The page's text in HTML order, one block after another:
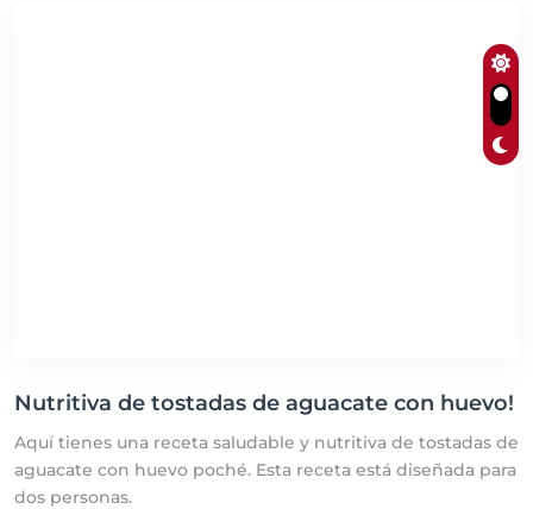
Nutritiva de tostadas de aguacate con huevo!
Aquí tienes una receta saludable y nutritiva de tostadas de
aguacate con huevo poché. Esta receta está diseñada para
dos personas.